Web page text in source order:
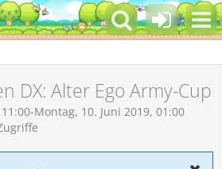
DX: Alter Ego Army-Cup
Montag, 10. Juni 2019, 01:00